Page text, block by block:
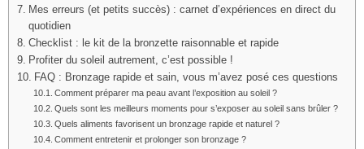
Mes erreurs (et petits succès) : carnet d’expériences en direct du
quotidien
Checklist : le kit de la bronzette raisonnable et rapide
Profiter du soleil autrement, c’est possible !
FAQ : Bronzage rapide et sain, vous m’avez posé ces questions
Comment préparer ma peau avant l’exposition au soleil ?
Quels sont les meilleurs moments pour s’exposer au soleil sans brûler ?
Quels aliments favorisent un bronzage rapide et naturel ?
Comment entretenir et prolonger son bronzage ?